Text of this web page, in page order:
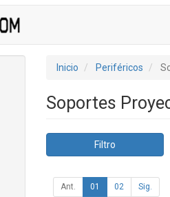
Inicio Periféricos
Soportes
Filtro
Ant. 01 02 Sig.